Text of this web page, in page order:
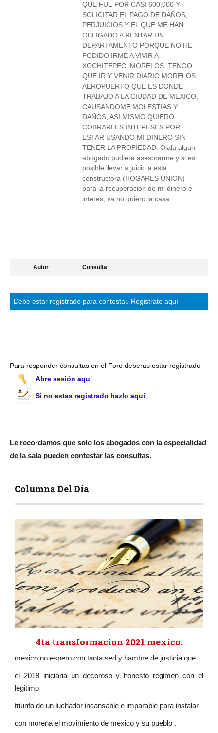
QUE FUE POR CASI 600,000 Y
SOLICITAR EL PAGO DE DAÑOS,
PERJUICIOS Y EL QUE ME HAN
OBLIGADO A RENTAR UN
DEPARTAMENTO PORQUE NO HE
PODIDO IRME A VIVIR A
XOCHITEPEC, MORELOS, TENGO
QUE IR Y VENIR DIARIO MORELOS
AEROPUERTO QUE ES DONDE
TRABAJO A LA CIUDAD DE MEXICO,
CAUSANDOME MOLESTIAS Y
DAÑOS, ASI MISMO QUIERO
COBRARLES INTERESES POR
ESTAR USANDO MI DINERO SIN
TENER LA PROPIEDAD. Ojala algun
abogado pudiera asesorarme y si es
posible llevar a juicio a esta
constructora (HOGARES UNION)
para la recuperacion de mi dinero e
interes, ya no quiero la casa
Autor Consulta
Debe estar registrado para contestar. Registrate aquí
Para responder consultas en el Foro deberás estar registrado
Abre sesión aquí
Si no estas registrado hazlo aquí
Le recordamos que solo los abogados con la especialidad
de la sala pueden contestar las consultas.
Columna Del Día
4ta transformacion 2021 mexico.
mexico no espero con tanta sed y hambre de justicia que
el 2018 iniciaria un decoroso y honesto regimen con el
legitimo
triunfo de un luchador incansable e imparable para instalar
con morena el movimiento de mexico y su pueblo .